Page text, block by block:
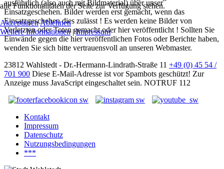
ausführlich (also auch mit Bildmaterial) über unser
Einsatzgeschehen. Bilder werden erst gemacht, wenn das
Einsatzgeschehen dies zulässt ! Es werden keine Bilder von
Verletzten oder Toten gemacht oder hier veröffentlicht ! Sollten Sie
Einwände gegen die hier veröffentlichen Fotos oder Berichte haben,
wenden Sie sich bitte vertrauensvoll an unseren Webmaster.
23812 Wahlstedt - Dr.-Hermann-Lindrath-Straße 11 +49 (0) 45 54 /
701 900 Diese E-Mail-Adresse ist vor Spambots geschützt! Zur
Anzeige muss JavaScript eingeschaltet sein. NOTRUF 112
Kontakt
Impressum
Datenschutz
Nutzungsbedingungen
***
alle Funktionalitäten der Seite zur Verfügung stehen.
AkzeptierenAblehnen
Weitere Informationen|Impressum